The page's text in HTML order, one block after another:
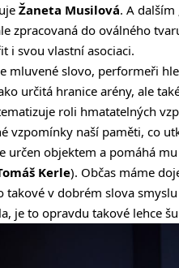
Žaneta Musilová. A
zpracovaná do oválného
i svou vlastní asociaci.
mluvené slovo, performeři
určitá hranice arény, ale
roli hmatatelných
vzpomínky naší paměti, co
určen objektem a pomáhá
Kerle). Občas máme
takové v dobrém slova
je to opravdu takové lehce